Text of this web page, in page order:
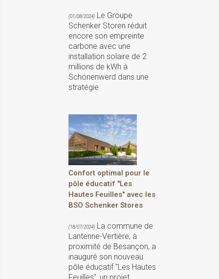
(01/08/2024) Le Groupe
Schenker Storen réduit
encore son empreinte
carbone avec une
installation solaire de 2
millions de kWh à
Schönenwerd dans une
stratégie
Confort optimal pour le
pôle éducatif "Les
Hautes Feuilles" avec les
BSO Schenker Stores
(18/07/2024) La commune de
Lantenne-Vertière, à
proximité de Besançon, a
inauguré son nouveau
pôle éducatif "Les Hautes